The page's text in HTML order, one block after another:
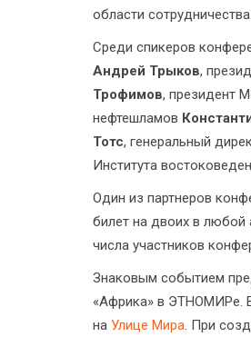
области сотрудничества.
Среди спикеров
Андрей Трыков,
Трофимов, президент
нефтешламов
Тотс, генеральный
Института
Один из партнеров
билет на двоих в любой
числа участников
Знаковым событием
«Африка» в ЭТНОМИРе.
на Улице Мира. При